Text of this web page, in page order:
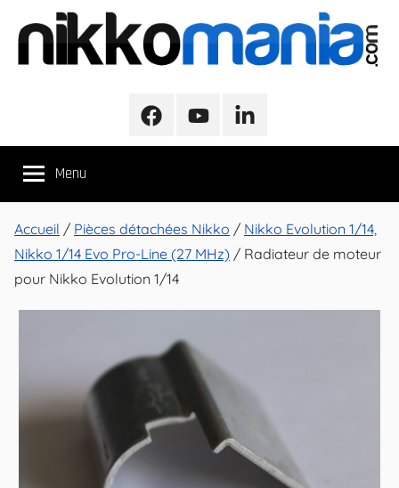
contenu
NikkoMania
Véhicules
Nikko
Evo
Pro-
FacebookYoutubeLinkedIn
Menu
Accueil / Pièces détachées Nikko / Nikko Evolution 1/14,
Nikko 1/14 Evo Pro-Line (27 MHz) / Radiateur de moteur
pour Nikko Evolution 1/14